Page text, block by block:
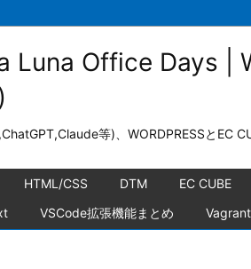
Luna Office Days |
等)、WORDPRESSとEC
HTML/CSS DTM EC CUBE
VSCode拡張機能まとめ Vagrant